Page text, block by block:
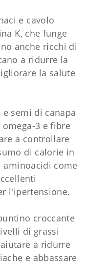
e cavolo
K, che funge
anche ricchi di
a ridurre la
la salute
semi di canapa
3 e fibre
a controllare
di calorie in
aminoacidi come
l'ipertensione.
croccante
di grassi
a ridurre
e abbassare